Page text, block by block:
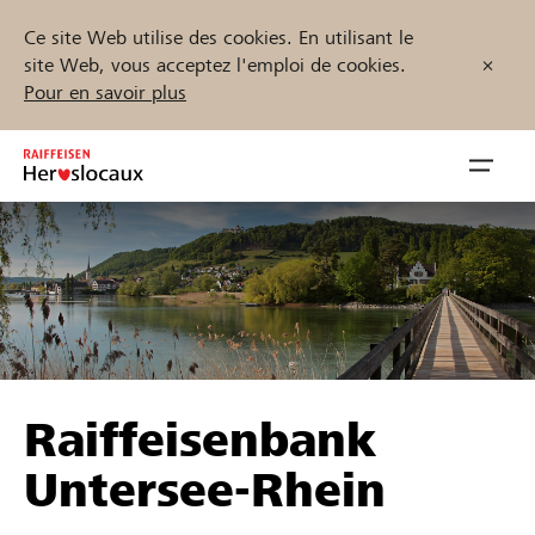
Ce site Web utilise des cookies. En utilisant le
site Web, vous acceptez l'emploi de cookies.
Pour en savoir plus
Inhalt
springen
öffnen
Parrainer
Soutien & assistance
Trouvez des projets et des organisations
Démarrez maintenant
Raiffeisenbank
Untersee-Rhein